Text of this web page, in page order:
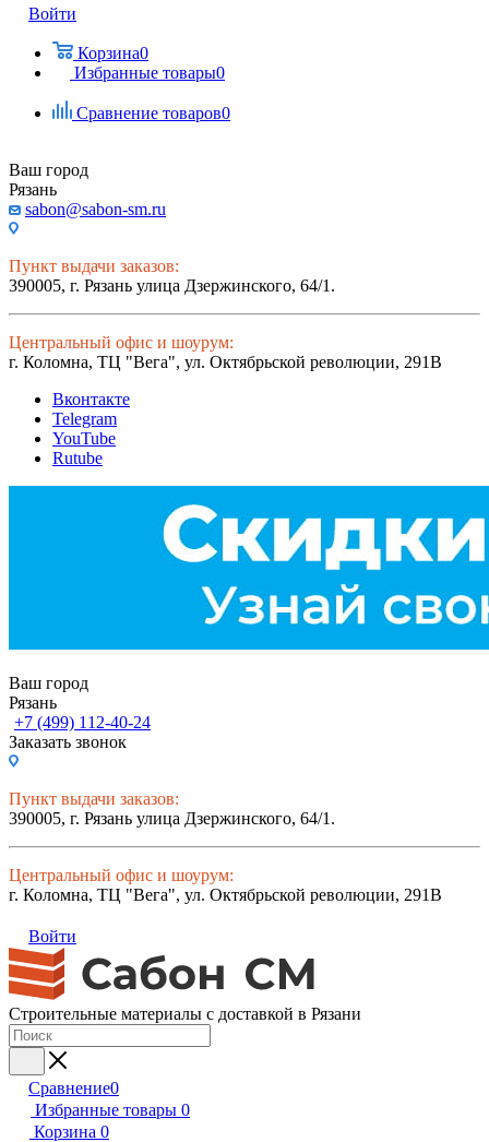
Войти
Корзина0
Избранные товары0
Сравнение товаров0
Ваш город
Рязань
sabon@sabon-sm.ru
Пункт выдачи заказов:
390005, г. Рязань улица Дзержинского, 64/1.
Центральный офис и шоурум:
г. Коломна, ТЦ "Вега", ул. Октябрьской революции, 291В
Вконтакте
Telegram
YouTube
Rutube
Ваш город
Рязань
+7 (499) 112-40-24
Заказать звонок
Пункт выдачи заказов:
390005, г. Рязань улица Дзержинского, 64/1.
Центральный офис и шоурум:
г. Коломна, ТЦ "Вега", ул. Октябрьской революции, 291В
Войти
Строительные материалы с доставкой в Рязани
Сравнение0
Избранные товары 0
Корзина 0